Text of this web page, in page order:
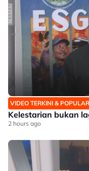
VIDEO TERKINI & POPULAR
Kelestarian bukan
2 hours ago